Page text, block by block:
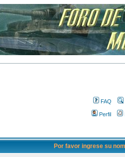
FAQ
Perfil
Por favor ingrese su